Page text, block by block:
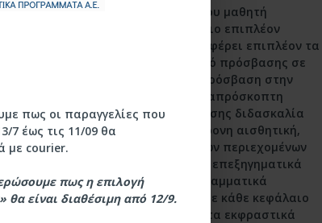
πως οι παραγγελίες που
7 έως τις 11/09 θα
με courier.
πως η επιλογή
είναι διαθέσιμη από 12/9.
Το ανανεωμένο Βιβλίο του μαθητή
συνοδεύεται από πλούσιο επιπλέον
ψηφιακό υλικό και προσφέρει επιπλέον τα
εξής PLUS: δωρεάν κωδικό πρόσβασης σε
κάθε βιβλίο για άμεση πρόσβαση στην
ψηφιακή του μορφή και απρόσκοπτη
μετάβαση από τη δια ζώσης διδασκαλία
στη μικτή ή online, σύγχρονη αισθητική,
ήπια επικαιροποίηση των περιεχομένων
χωρίς αλλαγές στην ύλη, επεξηγηματικά
βιντεοκλίπ για όλα τα γραμματικά
φαινόμενα, βιντεοκλίπ σε κάθε κεφάλαιο
πάνω στο λεξιλόγιο και τα εκφραστικά